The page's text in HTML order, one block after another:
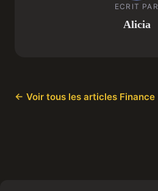
ECRIT PAR
Alicia
← Voir tous les articles Finance